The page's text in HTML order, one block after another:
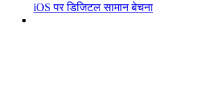
iOS पर डिजिटल सामान बेचना